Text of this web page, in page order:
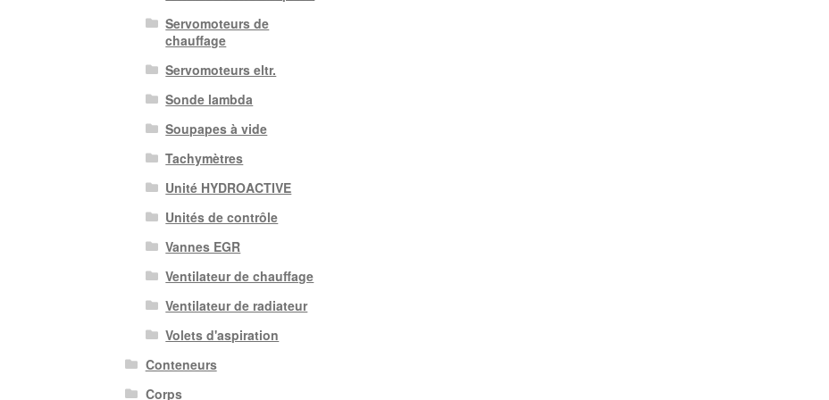
Servomoteurs de
chauffage
Servomoteurs eltr.
Sonde lambda
Soupapes à vide
Tachymètres
Unité HYDROACTIVE
Unités de contrôle
Vannes EGR
Ventilateur de chauffage
Ventilateur de radiateur
Volets d'aspiration
Conteneurs
Corps